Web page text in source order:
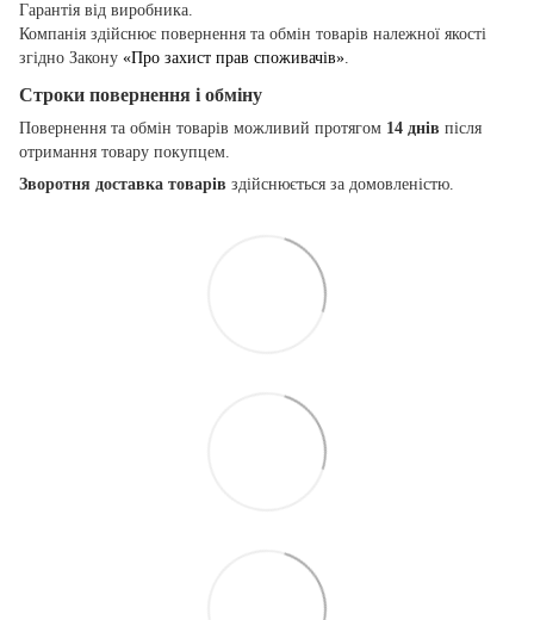
Гарантія від виробника.
Компанія здійснює повернення та обмін товарів належної якості
згідно Закону «Про захист прав споживачів».
Строки повернення і обміну
Повернення та обмін товарів можливий протягом 14 днів після
отримання товару покупцем.
Зворотня доставка товарів здійснюється за домовленістю.